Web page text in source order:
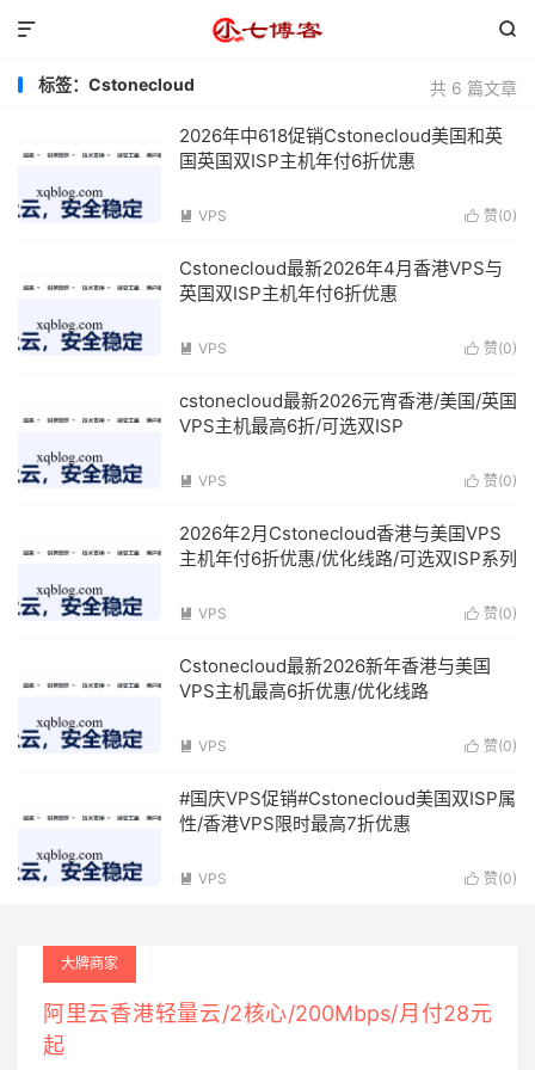


共 6 篇文章
标签：Cstonecloud
2026年中618促销Cstonecloud美国和英
国英国双ISP主机年付6折优惠
 赞(0)
 VPS
Cstonecloud最新2026年4月香港VPS与
英国双ISP主机年付6折优惠
 赞(0)
 VPS
cstonecloud最新2026元宵香港/美国/英国
VPS主机最高6折/可选双ISP
 赞(0)
 VPS
2026年2月Cstonecloud香港与美国VPS
主机年付6折优惠/优化线路/可选双ISP系列
 赞(0)
 VPS
Cstonecloud最新2026新年香港与美国
VPS主机最高6折优惠/优化线路
 赞(0)
 VPS
#国庆VPS促销#Cstonecloud美国双ISP属
性/香港VPS限时最高7折优惠
 赞(0)
 VPS
大牌商家
阿里云香港轻量云/2核心/200Mbps/月付28元
起